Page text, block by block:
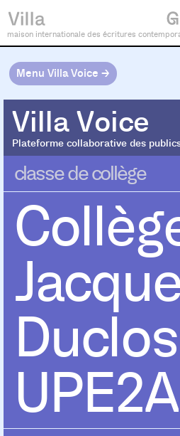
maison internationale des écritures
Menu Villa Voice →
Villa Voice
Plateforme collaborative des
Villa Voice
classe de collège
UPE2A